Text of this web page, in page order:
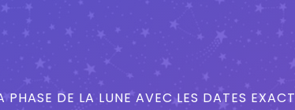
PHASE DE LA LUNE AVEC LES DATES